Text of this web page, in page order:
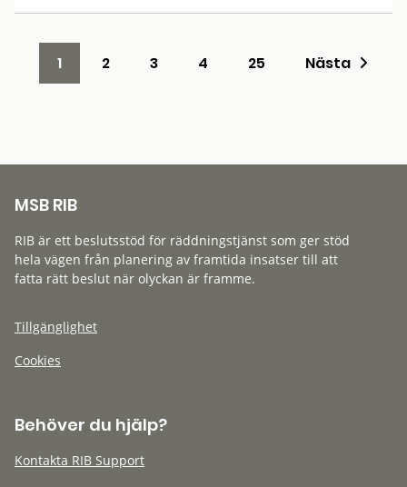
1 2 3 4 25 Nästa
MSB RIB
RIB är ett beslutsstöd för räddningstjänst som ger stöd
hela vägen från planering av framtida insatser till att
fatta rätt beslut när olyckan är framme.
Tillgänglighet
Cookies
Behöver du hjälp?
Kontakta RIB Support